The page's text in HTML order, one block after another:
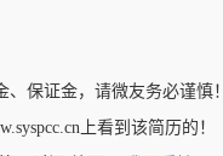
保证金，请微友务必谨慎！
上看到该简历的！